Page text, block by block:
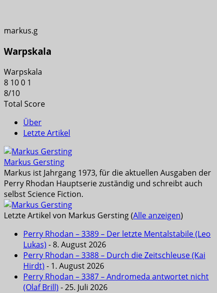
markus.g
Warpskala
Warpskala
8 100 1
8/10
Total Score
Über
Letzte Artikel
Markus Gersting
Markus ist Jahrgang 1973, für die aktuellen Ausgaben der
Perry Rhodan Hauptserie zuständig und schreibt auch
selbst Science Fiction.
Letzte Artikel von Markus Gersting(Alle anzeigen)
Perry Rhodan – 3389 – Der letzte Mentalstabile (Leo
Lukas) - 8. August 2026
Perry Rhodan – 3388 – Durch die Zeitschleuse (Kai
Hirdt) - 1. August 2026
Perry Rhodan – 3387 – Andromeda antwortet nicht
(Olaf Brill) - 25. Juli 2026